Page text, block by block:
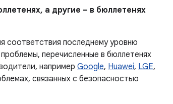
а другие – в бюллетенях
соответствия последнему уровню
перечисленные в бюллетенях
например Google, Huawei, LGE,
связанных с безопасностью